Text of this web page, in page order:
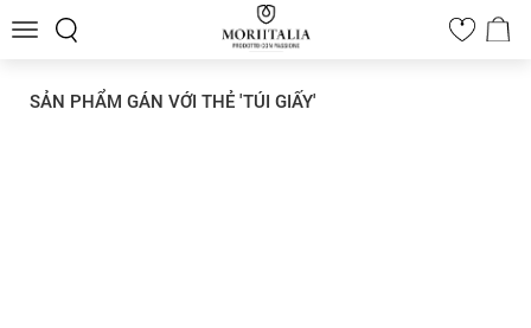
Toggle
0
SẢN PHẨM GÁN VỚI THẺ 'TÚI GIẤY'